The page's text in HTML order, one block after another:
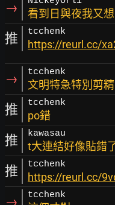
→ 看到日與夜我又
推 tcchenk
https://reurl.cc/
→ tcchenk
文明特急特別剪
推 tcchenk
po錯
推 kawasau
t大連結好像貼錯
推 tcchenk
https://reurl.cc/
→ tcchenk